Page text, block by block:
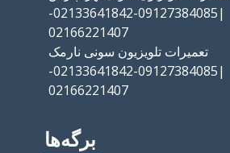
|09127384085-02133641842-
02166221407
تعمیرات تلویزیون سونی نارمک
|09127384085-02133641842-
02166221407
برگه‌ها